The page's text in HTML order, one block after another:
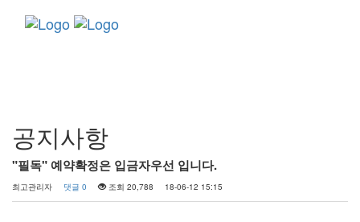
공지사항
"필독" 예약확정은 입금자우선 입니다.
최고관리자 댓글 0 조회 20,788 18-06-12 15:15